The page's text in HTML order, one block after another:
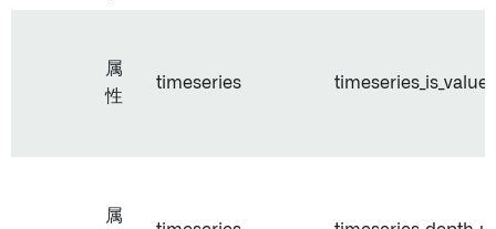
属
性
timeseries
属